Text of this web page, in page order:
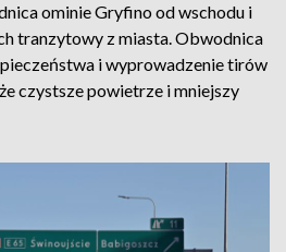
ominie Gryfino od wschodu i
tranzytowy z miasta. Obwodnica
i wyprowadzenie tirów
czystsze powietrze i mniejszy